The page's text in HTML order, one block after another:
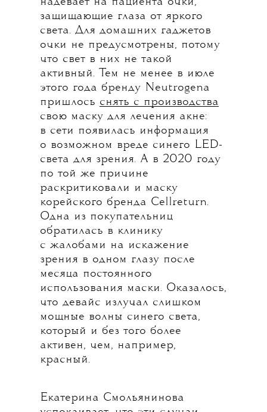
защищающие глаза от яркого
света. Для домашних гаджетов
очки не предусмотрены, потому
что свет в них не такой
активный. Тем не менее в июле
этого года бренду Neutrogеna
пришлось снять с производства
свою маску для лечения акне:
в сети появилась информация
о возможном вреде синего LED-
света для зрения. А в 2020 году
по той же причине
раскритиковали и маску
корейского бренда Cellreturn.
Одна из покупательниц
обратилась в клинику
с жалобами на искажение
зрения в одном глазу после
месяца постоянного
использования маски. Оказалось,
что девайс излучал слишком
мощные волны синего света,
который и без того более
активен, чем, например,
красный.
Екатерина Смольянинова